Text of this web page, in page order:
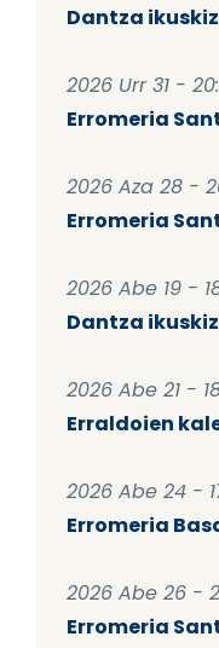
Dantza
2026 Urr 31 -
Erromeria
2026 Aza 28 -
Erromeria
2026 Abe 19 -
Dantza
2026 Abe 21 -
Erraldoien
2026 Abe 24 -
Erromeria
2026 Abe 26 -
Erromeria